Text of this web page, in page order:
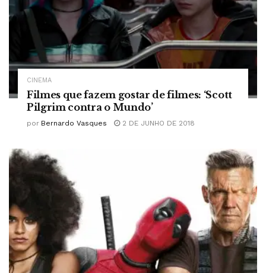
CINEMA
Filmes que fazem gostar de filmes: ‘Scott
Pilgrim contra o Mundo’
por Bernardo Vasques 2 DE JUNHO DE 2018